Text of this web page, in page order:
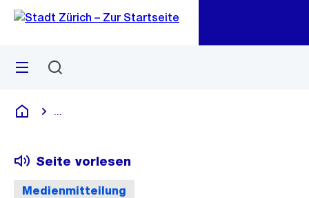
Navigation
Sprunglink
Menü
Deutsch
Medienmitteilung
Seite vorlesen